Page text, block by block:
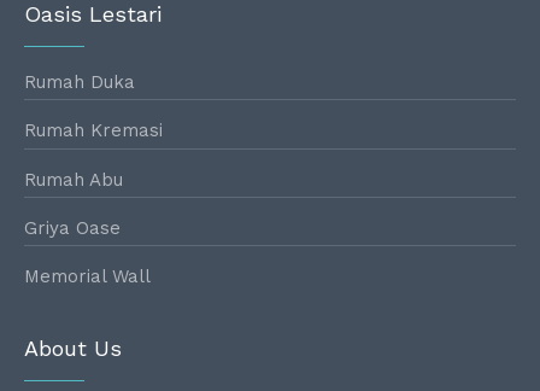
Oasis Lestari
Rumah Duka
Rumah Kremasi
Rumah Abu
Griya Oase
Memorial Wall
About Us